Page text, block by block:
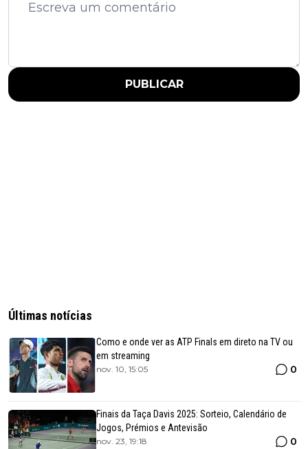
PUBLICAR
Últimas notícias
Como e onde ver as ATP Finals em direto na TV ou
em streaming
nov. 10, 15:05 0
Finais da Taça Davis 2025: Sorteio, Calendário de
Jogos, Prémios e Antevisão
nov. 23, 19:18 0